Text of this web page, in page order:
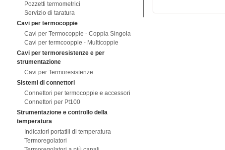
Pozzetti termometrici
Servizio di taratura
Cavi per termocoppie
Cavi per Termocoppie - Coppia Singola
Cavi per termcooppie - Multicoppie
Cavi per termoresistenze e per
strumentazione
Cavi per Termoresistenze
Sistemi di connettori
Connettori per termocoppie e accessori
Connettori per Pt100
Strumentazione e controllo della
temperatura
Indicatori portatili di temperatura
Termoregolatori